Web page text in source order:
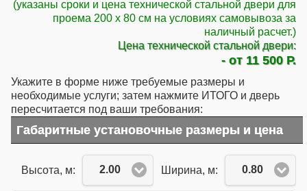
(указаны сроки и цена технической стальной двери для
проема 200 x 80 см на условиях самовывоза за
наличный расчет.)
Цена технической стальной двери:
- от 11 500 Р.
Укажите в форме ниже требуемые размеры и
необходимые услуги; затем нажмите ИТОГО и дверь
пересчитается под ваши требования:
Габаритные установочные размеры и цена
Высота, м: 2.00 Ширина, м: 0.80